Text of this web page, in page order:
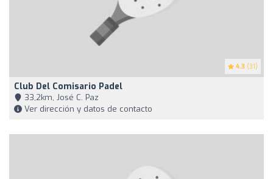
4.3 (31)
Club Del Comisario Padel
33,2km, José C. Paz
Ver dirección y datos de contacto